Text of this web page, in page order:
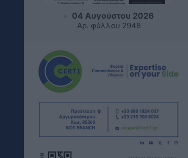
04 Αυγούστου 2026
Αρ. φύλλου 2948